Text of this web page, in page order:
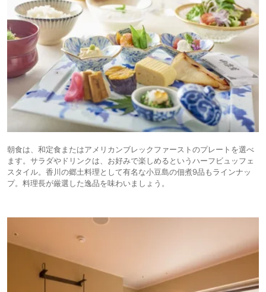
朝食は、和定食またはアメリカンブレックファーストのプレートを選べ
ます。サラダやドリンクは、お好みで楽しめるというハーフビュッフェ
スタイル。香川の郷土料理として有名な小豆島の佃煮9品もラインナッ
プ。料理長が厳選した逸品を味わいましょう。